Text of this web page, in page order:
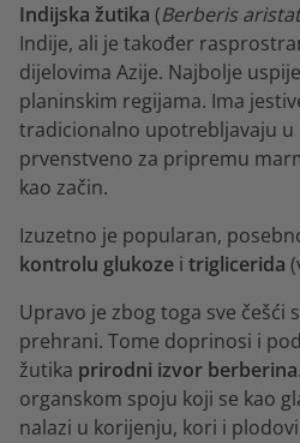
Indijska žutika (Berberis
Indije, ali je također
dijelovima Azije. Najbolje
planinskim regijama. Ima
tradicionalno upotrebljavaju u
prvenstveno za pripremu
kao začin.
Izuzetno je popularan,
kontrolu glukoze i triglicerida
Upravo je zbog toga sve češći
prehrani. Tome doprinosi i
žutika prirodni izvor berberina
organskom spoju koji se kao
nalazi u korijenju, kori i